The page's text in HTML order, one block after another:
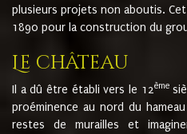
plusieurs projets non aboutis.
1890 pour la construction du
Le château
Il a dû être établi vers le 12ème
proéminence au nord du
restes de murailles et